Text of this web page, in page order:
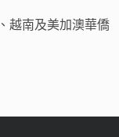
越南及美加澳華僑